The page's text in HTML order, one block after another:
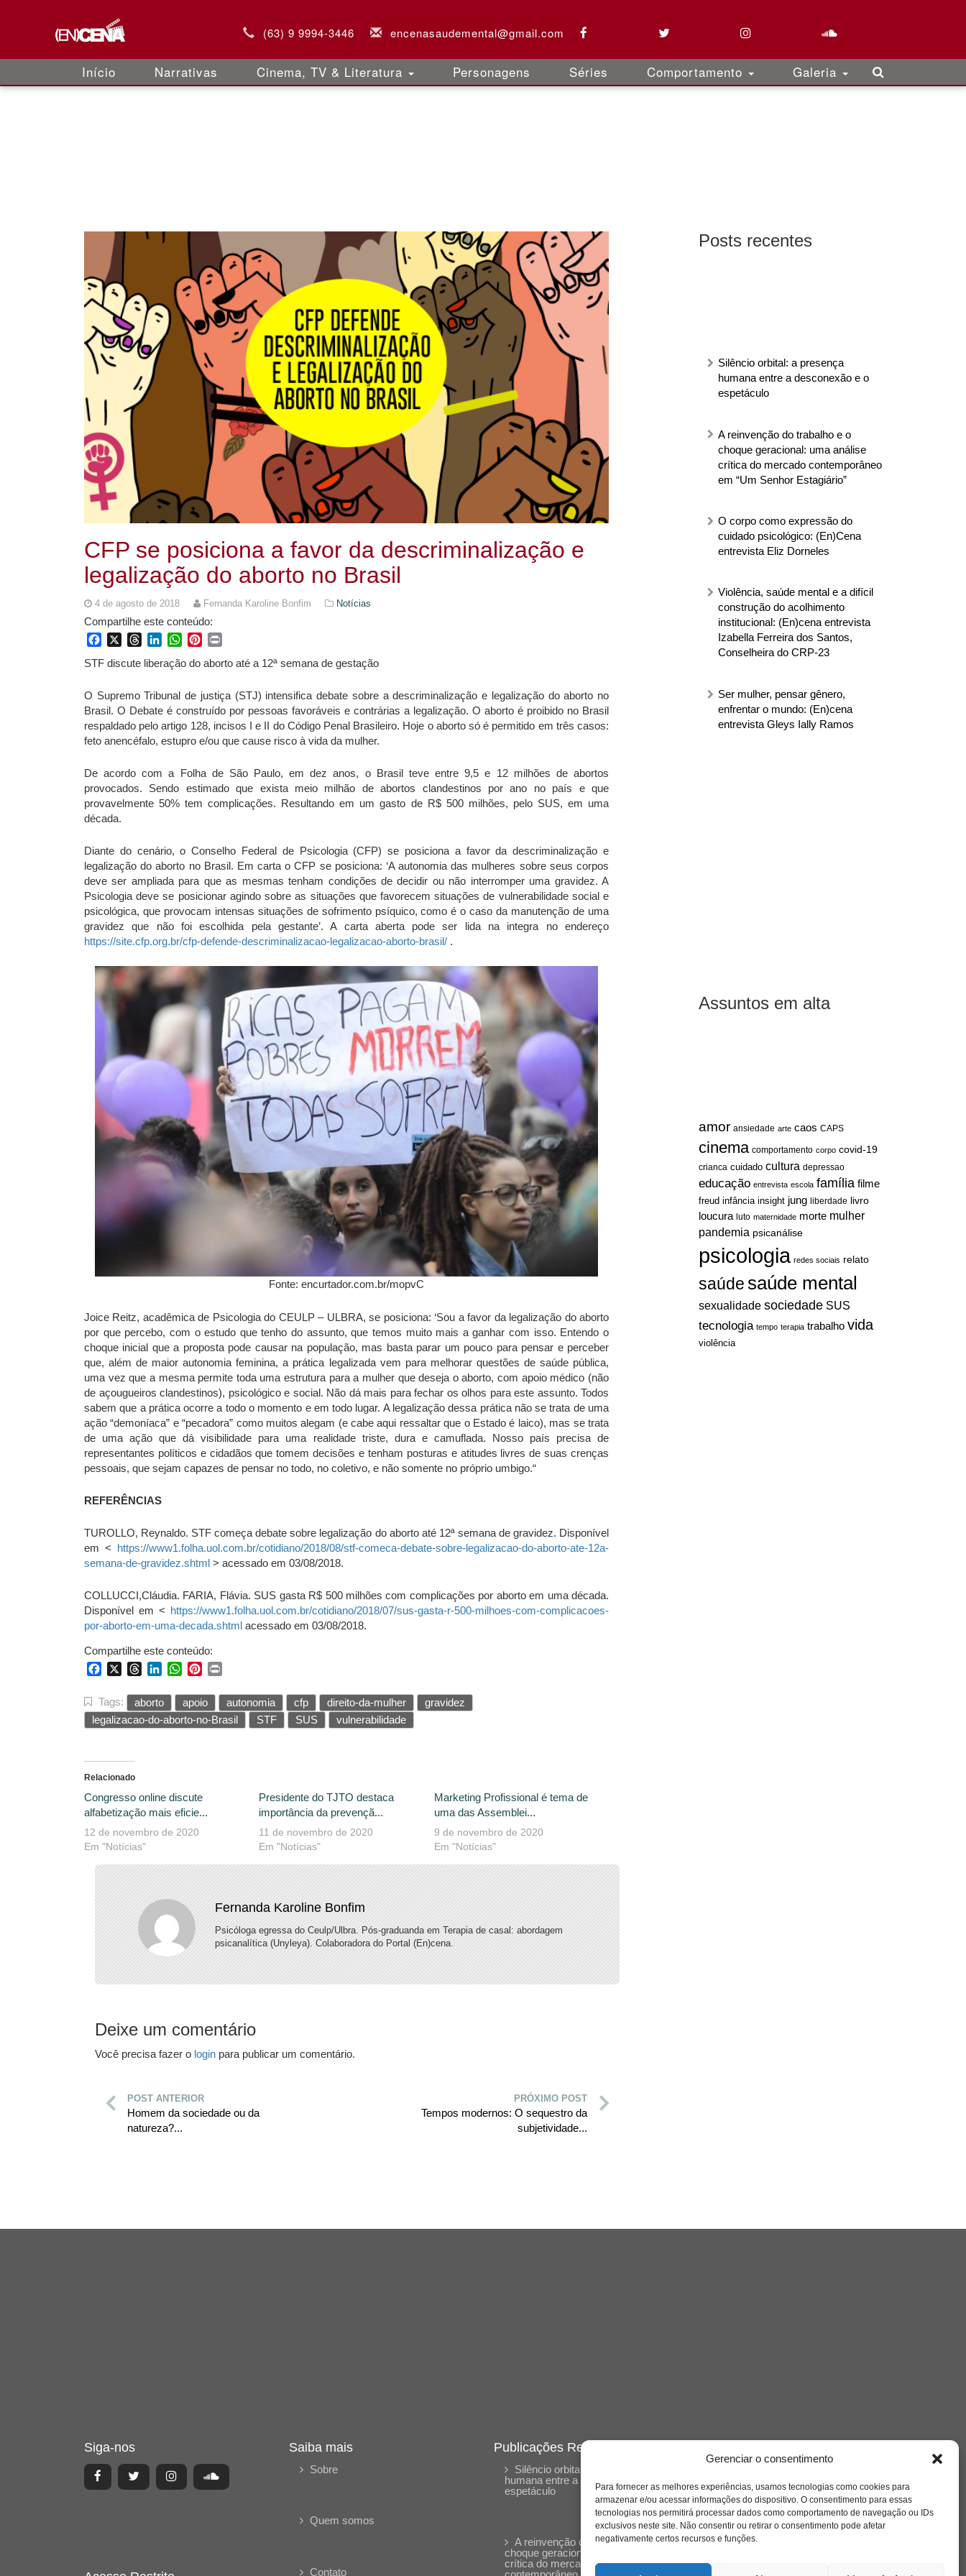
Gerenciar o consentimento
Para fornecer as melhores experiências, usamos tecnologias como cookies para
armazenar e/ou acessar informações do dispositivo. O consentimento para essas
tecnologias nos permitirá processar dados como comportamento de navegação ou IDs
exclusivos neste site. Não consentir ou retirar o consentimento pode afetar
negativamente certos recursos e funções.
(63) 9 9994-3446 encenasaudemental@gmail.com
Início Narrativas Cinema, TV & Literatura Personagens Séries Comportamento Galeria
Posts recentes
Silêncio orbital: a presença
humana entre a desconexão e o
espetáculo
A reinvenção do trabalho e o
choque geracional: uma análise
crítica do mercado contemporâneo
em “Um Senhor Estagiário”
O corpo como expressão do
cuidado psicológico: (En)Cena
entrevista Eliz Dorneles
Violência, saúde mental e a difícil
construção do acolhimento
institucional: (En)cena entrevista
Izabella Ferreira dos Santos,
Conselheira do CRP-23
Ser mulher, pensar gênero,
enfrentar o mundo: (En)cena
entrevista Gleys Ially Ramos
Assuntos em alta
amor ansiedade arte caos CAPS
cinema comportamento corpo covid-19
crianca cuidado cultura depressao
educação entrevista escola família filme
freud infância insight jung liberdade livro
loucura luto maternidade morte mulher
pandemia psicanálise
psicologia redes sociais relato
saúdesaúde mental
sexualidade sociedade SUS
tecnologia tempo terapia trabalho vida
violência
CFP se posiciona a favor da descriminalização e
legalização do aborto no Brasil
4 de agosto de 2018 Fernanda Karoline Bonfim Notícias
Compartilhe este conteúdo:
FacebookThreadsLinkedInWhatsApp
Pinterest
STF discute liberação do aborto até a 12ª semana de gestação
O Supremo Tribunal de justiça (STJ) intensifica debate sobre a descriminalização e legalização do aborto no
Brasil. O Debate é construído por pessoas favoráveis e contrárias a legalização. O aborto é proibido no Brasil
respaldado pelo artigo 128, incisos I e II do Código Penal Brasileiro. Hoje o aborto só é permitido em três casos:
feto anencéfalo, estupro e/ou que cause risco à vida da mulher.
De acordo com a Folha de São Paulo, em dez anos, o Brasil teve entre 9,5 e 12 milhões de abortos
provocados. Sendo estimado que exista meio milhão de abortos clandestinos por ano no país e que
provavelmente 50% tem complicações. Resultando em um gasto de R$ 500 milhões, pelo SUS, em uma
década.
Diante do cenário, o Conselho Federal de Psicologia (CFP) se posiciona a favor da descriminalização e
legalização do aborto no Brasil. Em carta o CFP se posiciona: ‘A autonomia das mulheres sobre seus corpos
deve ser ampliada para que as mesmas tenham condições de decidir ou não interromper uma gravidez. A
Psicologia deve se posicionar agindo sobre as situações que favorecem situações de vulnerabilidade social e
psicológica, que provocam intensas situações de sofrimento psíquico, como é o caso da manutenção de uma
gravidez que não foi escolhida pela gestante’. A carta aberta pode ser lida na integra no endereço
https://site.cfp.org.br/cfp-defende-descriminalizacao-legalizacao-aborto-brasil/ .
Fonte: encurtador.com.br/mopvC
Joice Reitz, acadêmica de Psicologia do CEULP – ULBRA, se posiciona: ‘Sou a favor da legalização do aborto
por que percebo, com o estudo que tenho do assunto, que temos muito mais a ganhar com isso. Entendo o
choque inicial que a proposta pode causar na população, mas basta parar um pouco para pensar e perceber
que, além de maior autonomia feminina, a prática legalizada vem para melhorar questões de saúde pública,
uma vez que a mesma permite toda uma estrutura para a mulher que deseja o aborto, com apoio médico (não
de açougueiros clandestinos), psicológico e social. Não dá mais para fechar os olhos para este assunto. Todos
sabem que a prática ocorre a todo o momento e em todo lugar. A legalização dessa prática não se trata de uma
ação “demoníaca” e “pecadora” como muitos alegam (e cabe aqui ressaltar que o Estado é laico), mas se trata
de uma ação que dá visibilidade para uma realidade triste, dura e camuflada. Nosso país precisa de
representantes políticos e cidadãos que tomem decisões e tenham posturas e atitudes livres de suas crenças
pessoais, que sejam capazes de pensar no todo, no coletivo, e não somente no próprio umbigo.“
REFERÊNCIAS
TUROLLO, Reynaldo. STF começa debate sobre legalização do aborto até 12ª semana de gravidez. Disponível
em < https://www1.folha.uol.com.br/cotidiano/2018/08/stf-comeca-debate-sobre-legalizacao-do-aborto-ate-12a-
semana-de-gravidez.shtml > acessado em 03/08/2018.
COLLUCCI,Cláudia. FARIA, Flávia. SUS gasta R$ 500 milhões com complicações por aborto em uma década.
Disponível em < https://www1.folha.uol.com.br/cotidiano/2018/07/sus-gasta-r-500-milhoes-com-complicacoes-
por-aborto-em-uma-decada.shtml acessado em 03/08/2018.
Compartilhe este conteúdo:
FacebookThreadsLinkedInWhatsApp
Pinterest
Tags: aborto apoio autonomia cfp direito-da-mulher
gravidez
legalizacao-do-aborto-no-Brasil
STF SUS vulnerabilidade
Relacionado
Congresso online discute
alfabetização mais eficie...
12 de novembro de 2020
Em "Notícias"
Presidente do TJTO destaca
importância da prevençã...
11 de novembro de 2020
Em "Notícias"
Marketing Profissional é tema de
uma das Assemblei...
9 de novembro de 2020
Em "Notícias"
Fernanda Karoline Bonfim
Psicóloga egressa do Ceulp/Ulbra. Pós-graduanda em Terapia de casal: abordagem
psicanalítica (Unyleya). Colaboradora do Portal (En)cena.
Deixe um comentário
Você precisa fazer o login para publicar um comentário.
POST ANTERIOR
Homem da sociedade ou da
natureza?...
PRÓXIMO POST
Tempos modernos: O sequestro da
subjetividade...
Siga-nos Saiba mais
Sobre
Quem somos
Contato
Publicações Recentes
Silêncio orbital: a presença
humana entre a desconexão e o
espetáculo
A reinvenção do trabalho e o
choque geracional: uma análise
crítica do mercado
Nuvem de Tags
cinema comportamento corpo covid-19
crianca cuidado cultura depressao
educação entrevista escola família filme
freud infância